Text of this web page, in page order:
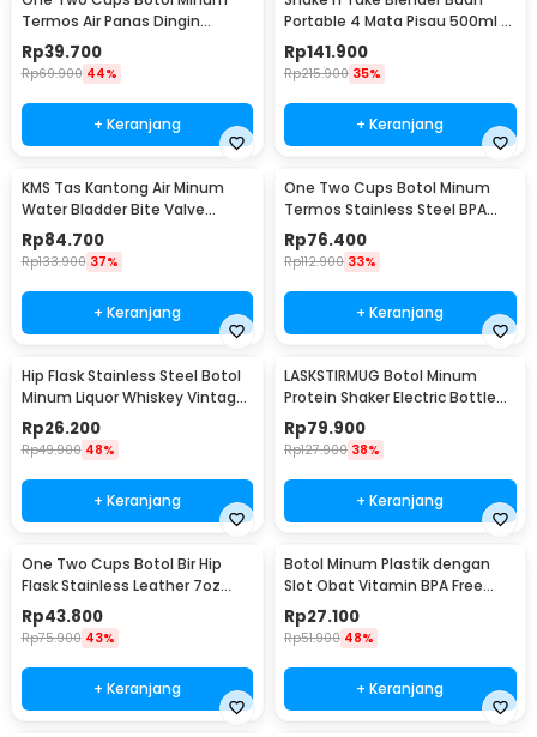
Termos Air Panas Dingin
Stainless Steel 260ml -
AQW575
Rp39.700
Rp69.900 44%
+ Keranjang
Portable 4 Mata Pisau 500ml -
VT-04
Rp141.900
Rp215.900 35%
+ Keranjang
KMS Tas Kantong Air Minum
Water Bladder Bite Valve
Hydration Bag 3L - BL018
Rp84.700
Rp133.900 37%
+ Keranjang
One Two Cups Botol Minum
Termos Stainless Steel BPA
Free 400ml - K623
Rp76.400
Rp112.900 33%
+ Keranjang
Hip Flask Stainless Steel Botol
Minum Liquor Whiskey Vintage
7oz Jack Daniel - H-7
Rp26.200
Rp49.900 48%
+ Keranjang
LASKSTIRMUG Botol Minum
Protein Shaker Electric Bottle
BPA Free 480ml - 1505
Rp79.900
Rp127.900 38%
+ Keranjang
One Two Cups Botol Bir Hip
Flask Stainless Leather 7oz
with Shot Glass
Rp43.800
Rp75.900 43%
+ Keranjang
Botol Minum Plastik dengan
Slot Obat Vitamin BPA Free
600ml - 830
Rp27.100
Rp51.900 48%
+ Keranjang